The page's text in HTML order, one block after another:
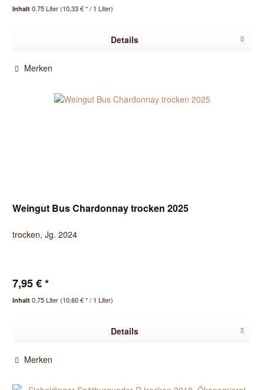
Inhalt0.75 Liter(10,33 € * / 1 Liter)
Details
Merken
Weingut Bus Chardonnay trocken 2025
trocken, Jg. 2024
7,95 € *
Inhalt0.75 Liter(10,60 € * / 1 Liter)
Details
Merken